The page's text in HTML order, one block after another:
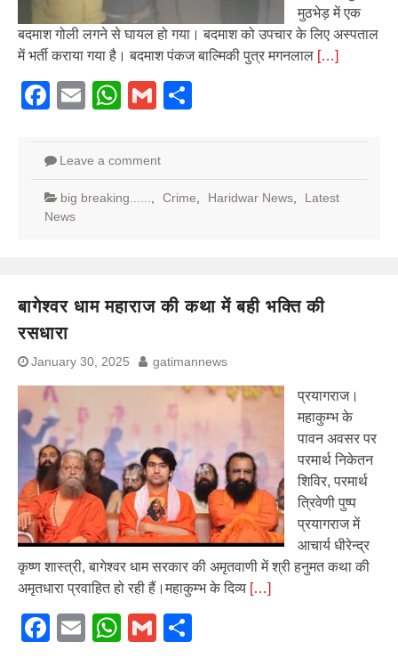
मुठभेड़ में एक
बदमाश गोली लगने से घायल हो गया। बदमाश को उपचार के लिए अस्पताल
में भर्ती कराया गया है। बदमाश पंकज बाल्मिकी पुत्र मगनलाल […]
Facebook
EmailWhatsApp
Gmail
Leave a comment
big breaking...... Crime Haridwar News
Latest
News
बागेश्वर धाम महाराज की कथा में बही भक्ति की
रसधारा
January 30, 2025 gatimannews
प्रयागराज।
महाकुम्भ के
पावन अवसर पर
परमार्थ निकेतन
शिविर, परमार्थ
त्रिवेणी पुष्प
प्रयागराज में
आचार्य धीरेन्द्र
कृष्ण शास्त्री, बागेश्वर धाम सरकार की अमृतवाणी में श्री हनुमत कथा की
अमृतधारा प्रवाहित हो रही हैं।महाकुम्भ के दिव्य […]
Facebook
EmailWhatsApp
Gmail